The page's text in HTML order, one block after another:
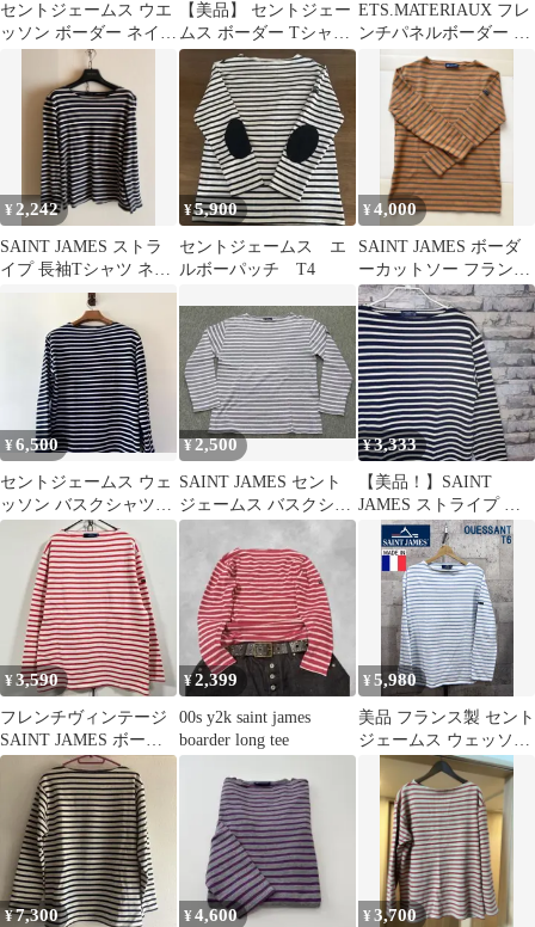
セントジェームス ウエ
ッソン ボーダー ネイビ
ー ホワイト T5 フラン
【美品】 セントジェー
ムス ボーダー Tシャツ
白×紺 長袖
ETS.MATERIAUX フレ
ンチパネルボーダー バ
スクシャツ
¥ 2,242
SAINT JAMES ストラ
イプ 長袖Tシャツ ネイ
¥5,900
セントジェームス エ
ルボーパッチ T4
¥4,000
SAINT JAMES ボーダ
ーカットソー フランス
製
¥6,500
セントジェームス ウェ
ッソン バスクシャツ
T6
¥2,500
SAINT JAMES セント
ジェームス バスクシャ
ツ グレー×ホワイト
¥3,333
【美品！】SAINT
JAMES ストライプ ボ
ートネック 長袖カット
ソー
¥3,590
フレンチヴィンテージ
SAINT JAMES ボーダ
ー バスクシャツ 長袖
¥2,399
00s y2k saint james
boarder long tee
¥5,980
美品 フランス製 セント
ジェームス ウェッソン
T6 ボーダー ホワイト/
サックスブルー SAINT
JAMES
¥7,300 ¥4,600 ¥3,700